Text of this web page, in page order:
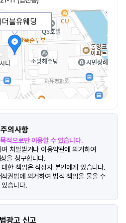
블유웨딩
주의사항
적으로만 이용할 수 있습니다.
처벌받거나 이용약관에 의거하여
을 청구합니다.
한 책임은 작성자 본인에게 있습니다.
권법에 의거하여 법적 책임을 물을 수
있습니다.
광고 신고